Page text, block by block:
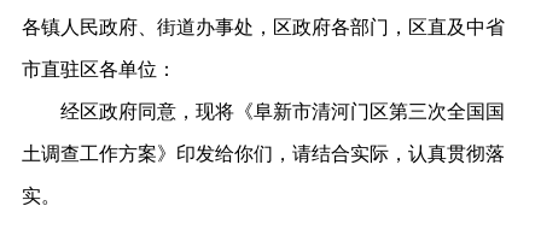
各镇人民政府、街道办事处，区政府各部门，区直及中省
市直驻区各单位 ：
经区政府同意，现将《阜新市清河门区第三次全国国
土调查工作方案》印发给你们，请结合实际，认真贯彻落
实。